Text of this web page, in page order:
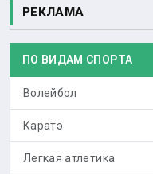
РЕКЛАМА
ПО ВИДАМ СПОРТА
Волейбол
Каратэ
Легкая атлетика